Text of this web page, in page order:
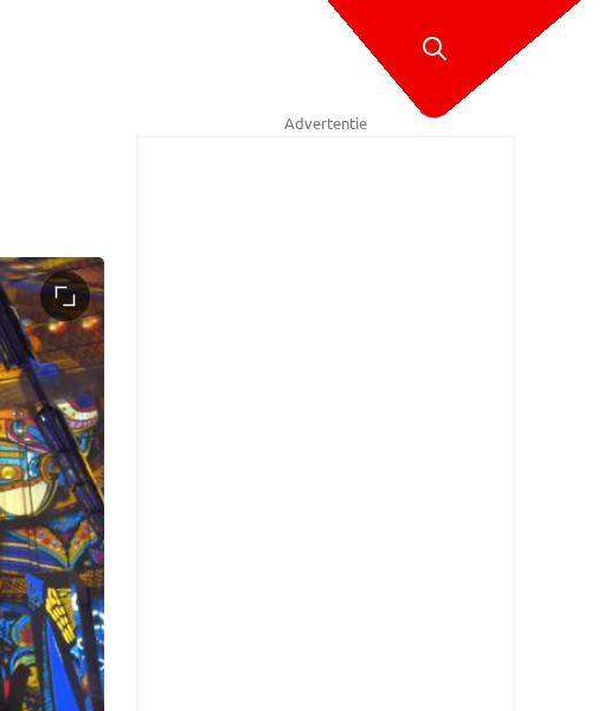
Advertentie